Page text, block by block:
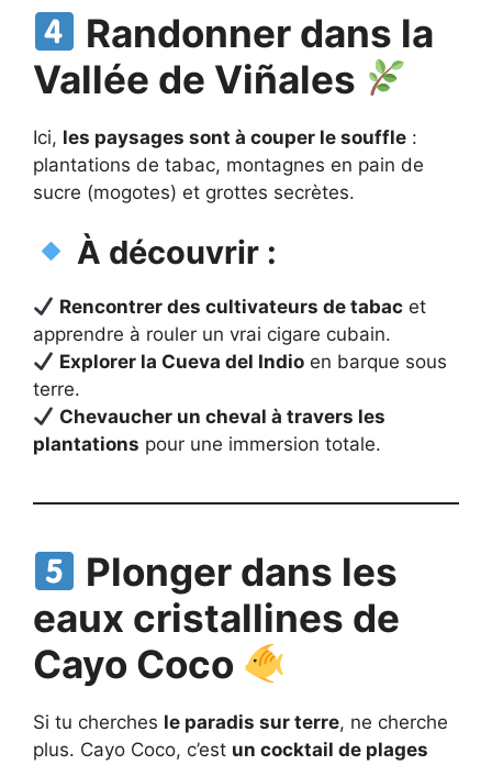
Randonner dans la
Vallée de Viñales
Ici, les paysages sont à couper le souffle :
plantations de tabac, montagnes en pain de
sucre (mogotes) et grottes secrètes.
À découvrir :
Rencontrer des cultivateurs de tabac et
apprendre à rouler un vrai cigare cubain.
Explorer la Cueva del Indio en barque sous
terre.
Chevaucher un cheval à travers les
plantations pour une immersion totale.
Plonger dans les
eaux cristallines de
Cayo Coco
Si tu cherches le paradis sur terre, ne cherche
plus. Cayo Coco, c’est un cocktail de plages